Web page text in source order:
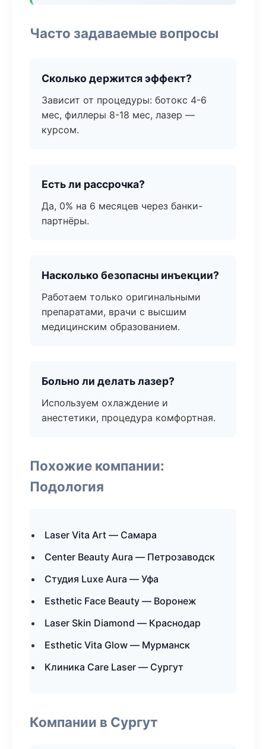
Часто задаваемые вопросы
Сколько держится эффект?
Зависит от процедуры: ботокс 4-6
мес, филлеры 8-18 мес, лазер —
курсом.
Есть ли рассрочка?
Да, 0% на 6 месяцев через банки-
партнёры.
Насколько безопасны инъекции?
Работаем только оригинальными
препаратами, врачи с высшим
медицинским образованием.
Больно ли делать лазер?
Используем охлаждение и
анестетики, процедура комфортная.
Похожие компании:
Подология
Laser Vita Art — Самара
Center Beauty Aura — Петрозаводск
Студия Luxe Aura — Уфа
Esthetic Face Beauty — Воронеж
Laser Skin Diamond — Краснодар
Esthetic Vita Glow — Мурманск
Клиника Care Laser — Сургут
Компании в Сургут